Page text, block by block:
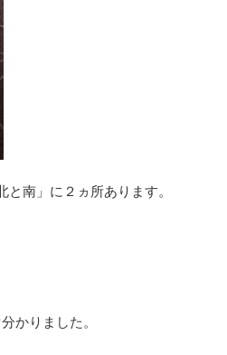
南」に２ヵ所あります。
かりました。